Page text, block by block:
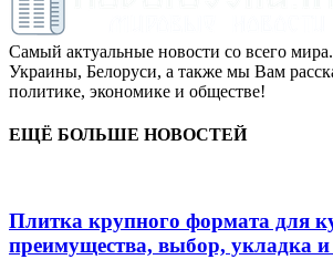
Самый актуальные новости со всего
Украины, Белоруси, а также мы Вам
политике, экономике и обществе!
ЕЩЁ БОЛЬШЕ НОВОСТЕЙ
Плитка крупного формата для
преимущества, выбор, укладка и